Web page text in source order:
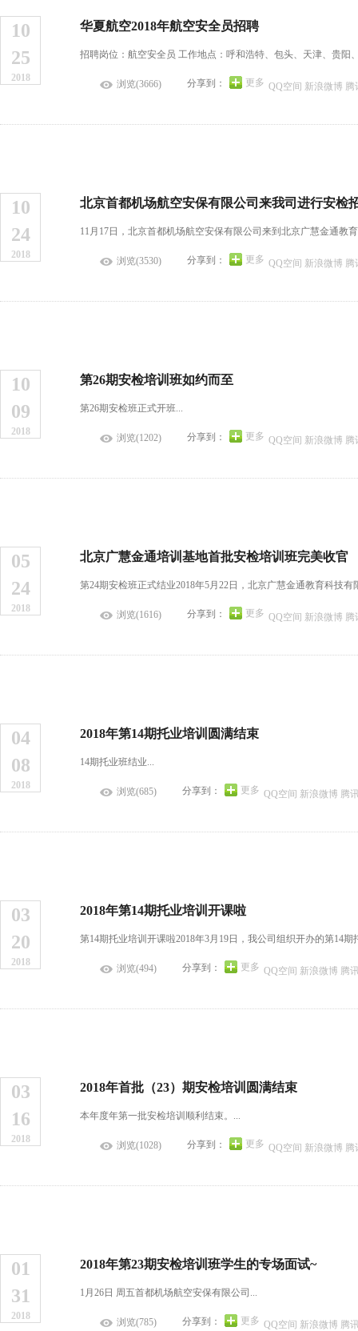
10
25
2018
华夏航空2018年航空安全员招聘
招聘岗位：航空安全员 工作地点：呼和浩特、包头、天津、贵
浏览(3666) 分享到： QQ空间 新浪微博 腾
更多
10
24
2018
北京首都机场航空安保有限公司来我司进行安检
11月17日，北京首都机场航空安保有限公司来到北京广慧金通教
浏览(3530) 分享到： QQ空间 新浪微博 腾
更多
10
09
2018
第26期安检培训班如约而至
第26期安检班正式开班...
浏览(1202) 分享到： QQ空间 新浪微博 腾
更多
05
24
2018
北京广慧金通培训基地首批安检培训班完美收官
第24期安检班正式结业2018年5月22日，北京广慧金通教育科技
浏览(1616) 分享到： QQ空间 新浪微博 腾
更多
04
08
2018
2018年第14期托业培训圆满结束
14期托业班结业...
浏览(685) 分享到： QQ空间 新浪微博 腾
更多
03
20
2018
2018年第14期托业培训开课啦
第14期托业培训开课啦2018年3月19日，我公司组织开办的第14
浏览(494) 分享到： QQ空间 新浪微博 腾
更多
03
16
2018
2018年首批（23）期安检培训圆满结束
本年度年第一批安检培训顺利结束。...
浏览(1028) 分享到： QQ空间 新浪微博 腾
更多
01
31
2018
2018年第23期安检培训班学生的专场面试~
1月26日 周五首都机场航空安保有限公司...
浏览(785) 分享到： QQ空间 新浪微博 腾
更多